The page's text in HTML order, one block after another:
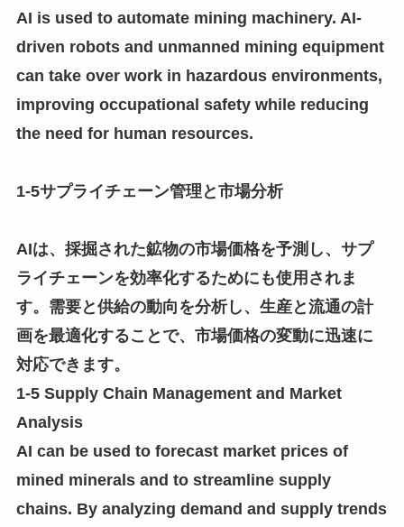
AI is used to automate mining machinery. AI-
driven robots and unmanned mining equipment
can take over work in hazardous environments,
improving occupational safety while reducing
the need for human resources.
1-5サプライチェーン管理と市場分析
AIは、採掘された鉱物の市場価格を予測し、サプ
ライチェーンを効率化するためにも使用されま
す。需要と供給の動向を分析し、生産と流通の計
画を最適化することで、市場価格の変動に迅速に
対応できます。
1-5 Supply Chain Management and Market
Analysis
AI can be used to forecast market prices of
mined minerals and to streamline supply
chains. By analyzing demand and supply trends